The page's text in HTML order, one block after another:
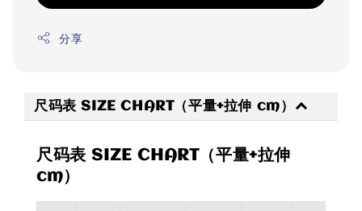
分享
尺码表 SIZE CHART（平量+拉伸 cm）
尺码表 SIZE CHART（平量+拉伸
cm）